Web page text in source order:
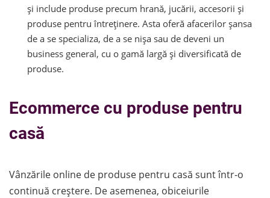
și include produse precum hrană, jucării, accesorii și
produse pentru întreținere. Asta oferă afacerilor șansa
de a se specializa, de a se nișa sau de deveni un
business general, cu o gamă largă și diversificată de
produse.
Ecommerce cu produse pentru
casă
Vânzările online de produse pentru casă sunt într-o
continuă creștere. De asemenea, obiceiurile